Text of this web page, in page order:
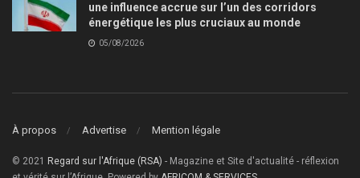
une influence accrue sur l’un des corridors
énergétique les plus cruciaux au monde
05/08/2026
À propos Advertise Mention légale
© 2021 Regard sur l'Afrique (RSA) - Magazine et Site d'actualité - réflexion